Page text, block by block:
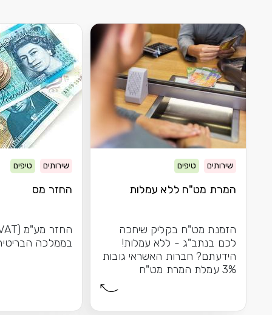
שירותים טיפים
המרת מט"ח ללא עמלות
הזמנת מט"ח בקליק שיחכה
לכם בנתב"ג - ללא עמלות!
הידעתם? חברות האשראי גובות
3% עמלת המרת מט"ח
שירותים טיפים
החזר מס
בממלכה